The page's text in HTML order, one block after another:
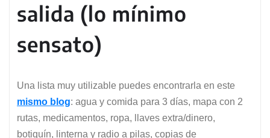
salida (lo mínimo
sensato)
Una lista muy utilizable puedes encontrarla en este
mismo blog: agua y comida para 3 días, mapa con 2
rutas, medicamentos, ropa, llaves extra/dinero,
botiquín, linterna y radio a pilas, copias de